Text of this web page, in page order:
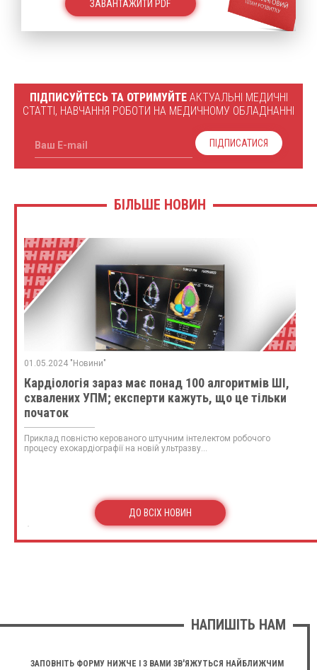
ЗАВАНТАЖИТИ PDF
ПІДПИСУЙТЕСЬ ТА ОТРИМУЙТЕАКТУАЛЬНІ МЕДИЧНІ
СТАТТІ, НАВЧАННЯ РОБОТИ НА МЕДИЧНОМУ ОБЛАДНАННІ
Ваш E-mail ПІДПИСАТИСЯ
БІЛЬШЕ НОВИН
01.05.2024 "Новини"
Кардіологія зараз має понад 100 алгоритмів ШІ,
схвалених УПМ; експерти кажуть, що це тільки
початок
Приклад повністю керованого штучним інтелектом робочого
процесу ехокардіографії на новій ультразву...
ДО ВСІХ НОВИН
НАПИШІТЬ НАМ
ЗАПОВНІТЬ ФОРМУ НИЖЧЕ І З ВАМИ ЗВ'ЯЖУТЬСЯ НАЙБЛИЖЧИМ